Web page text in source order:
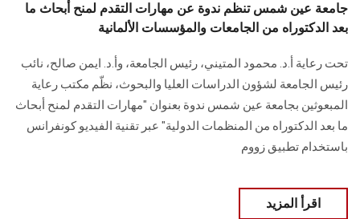
جامعة عين شمس تنظم ندوة عن مهارات التقدم لمنح أبحاث ما
بعد الدكتوراه من الجامعات والمؤسسات الألمانية
تحت رعاية أ.د. محمود المتيني، رئيس الجامعة، وأ.د. ايمن صالح، نائب
رئيس الجامعة لشؤون الدراسات العليا والبحوث، نظّم مكتب رعاية
المبعوثين بجامعة عين شمس ندوة بعنوان "مهارات التقدم لمنح أبحاث
ما بعد الدكتوراه من المنظمات الدولية" عبر تقنية الفيديو كونفرانس
باستخدام تطبيق زووم
اقرأ المزيد